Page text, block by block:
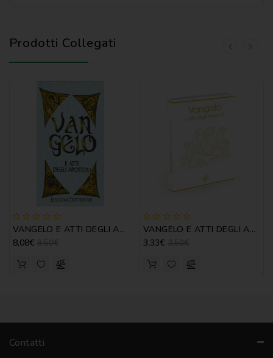
Prodotti Collegati
VANGELO E ATTI DEGLI APOSTOLI - RIL.
8,08€
VANGELO E ATTI DEGLI APOSTOLI PER OCCASIONI
3,33€
Contatti